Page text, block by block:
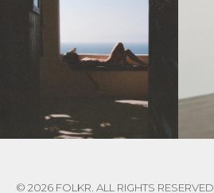
© 2026 FOLKR. ALL RIGHTS RESERVED.